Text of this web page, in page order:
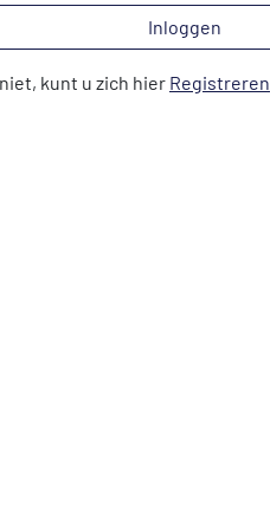
Inloggen
kunt u zich hier Registreren